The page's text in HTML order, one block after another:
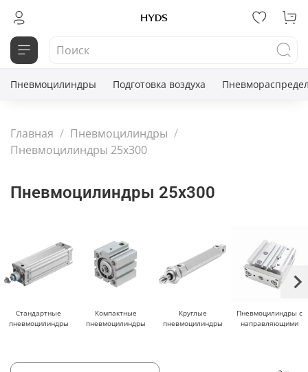
Пневмоцилиндры Подготовка воздуха
Главная
Пневмоцилиндры
Пневмоцилиндры 25x300
Пневмоцилиндры 25x300
Стандартные
пневмоцилиндры
Компактные
пневмоцилиндры
Круглые
пневмоцилиндры
Пневмоцилиндры с
направляющими